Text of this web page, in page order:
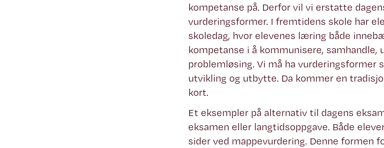
kompetanse på. Derfor vil vi erstatte
vurderingsformer. I fremtidens skole har
skoledag, hvor elevenes læring både
kompetanse i å kommunisere,
problemløsing. Vi må ha vurderingsformer
utvikling og utbytte. Da kommer en
kort.
Et eksempler på alternativ til dagens
eksamen eller langtidsoppgave. Både
sider ved mappevurdering. Denne formen